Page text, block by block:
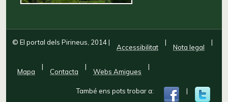
© El portal dels Pirineus, 2014|
Accessibilitat
|
Nota legal
|
Mapa
|
Contacta
|
Webs Amigues
|
També ens pots trobar a: |